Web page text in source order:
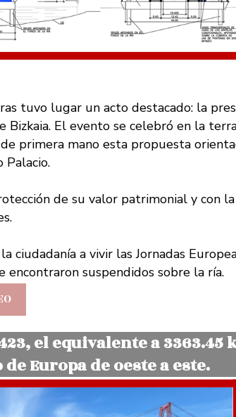
tuvo lugar un acto destacado: la
El evento se celebró en la
primera mano esta propuesta
de su valor patrimonial y con
a vivir las Jornadas
suspendidos sobre la ría.
el equivalente a 3363.45
Europa de oeste a este.